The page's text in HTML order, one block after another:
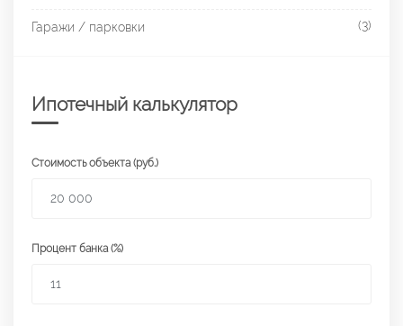
Гаражи / парковки (3)
Ипотечный калькулятор
Стоимость объекта (руб.)
Процент банка (%)